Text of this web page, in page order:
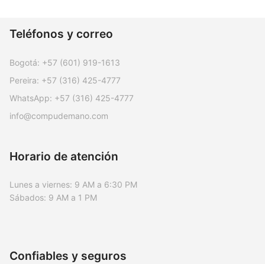
Teléfonos y correo
Bogotá: +57 (601) 919-1613
Pereira: +57 (316) 425-4777
WhatsApp: +57 (316) 425-4777
info@compudemano.com
Horario de atención
Lunes a viernes: 9 AM a 6:30 PM
Sábados: 9 AM a 1 PM
Confiables y seguros